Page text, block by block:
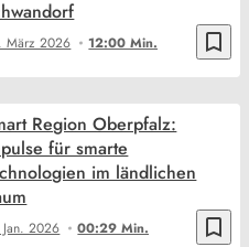
bookmark_border
März 2026 12:00 Min.
bookmark_border
Jan. 2026 00:29 Min.
Region Oberpfalz:
für smarte
im ländlichen